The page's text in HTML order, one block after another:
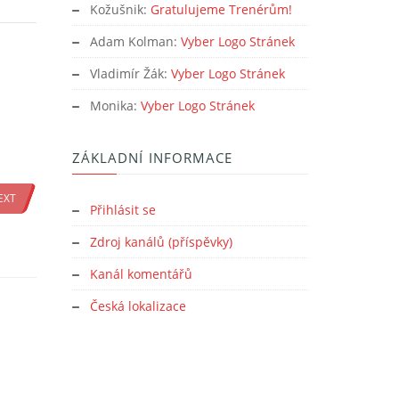
Kožušnik: Gratulujeme Trenérům!
Adam Kolman: Vyber Logo Stránek
Vladimír Žák: Vyber Logo Stránek
Monika: Vyber Logo Stránek
ZÁKLADNÍ INFORMACE
Přihlásit se
Zdroj kanálů (příspěvky)
Kanál komentářů
Česká lokalizace